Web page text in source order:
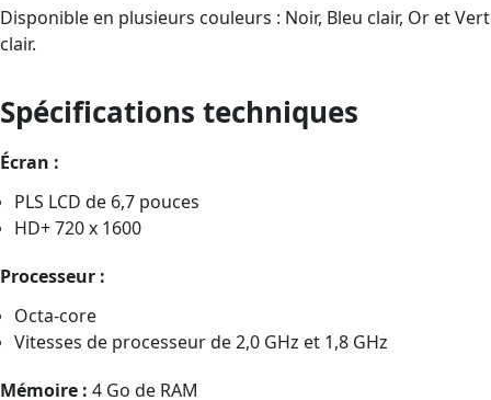
Disponible en plusieurs couleurs : Noir, Bleu clair, Or et Vert
clair.
Spécifications techniques
Écran :
PLS LCD de 6,7 pouces
HD+ 720 x 1600
Processeur :
Octa-core
Vitesses de processeur de 2,0 GHz et 1,8 GHz
Mémoire : 4 Go de RAM